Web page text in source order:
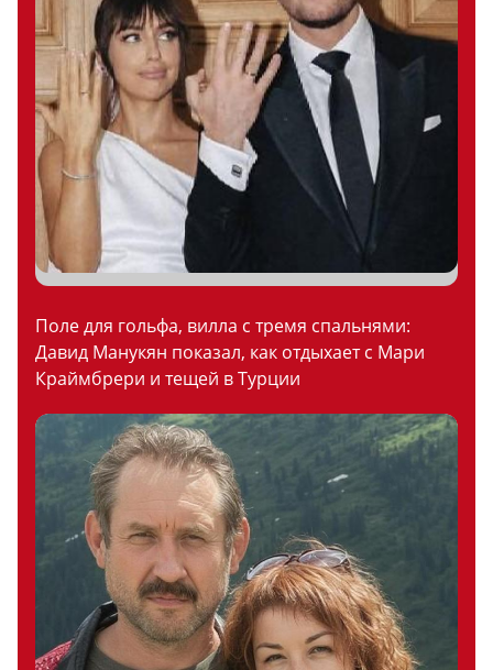
Поле для гольфа, вилла с тремя спальнями:
Давид Манукян показал, как отдыхает с Мари
Краймбрери и тещей в Турции